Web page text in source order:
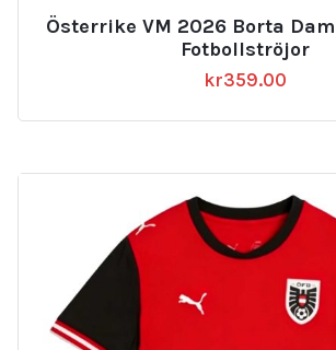
Österrike VM 2026 Borta
Fotbollströjor
kr359.00